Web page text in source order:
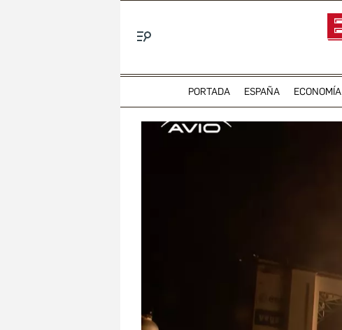
PORTADA ESPAÑA ECONOMÍA